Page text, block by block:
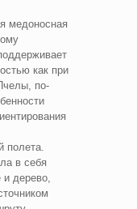
медоносная
как при
по-
полета.
в себя
дерево,